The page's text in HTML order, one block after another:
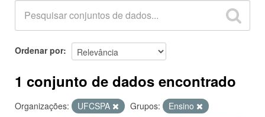
Grupos
Sobre
Ordenar por
1 conjunto de dados encontrado
Organizações: UFCSPA Grupos:
Ensino